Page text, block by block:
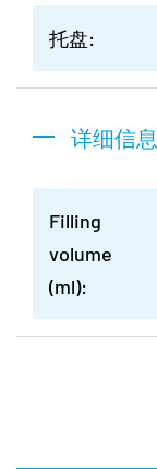
托盘:
详细信息
Filling
volume
(ml):